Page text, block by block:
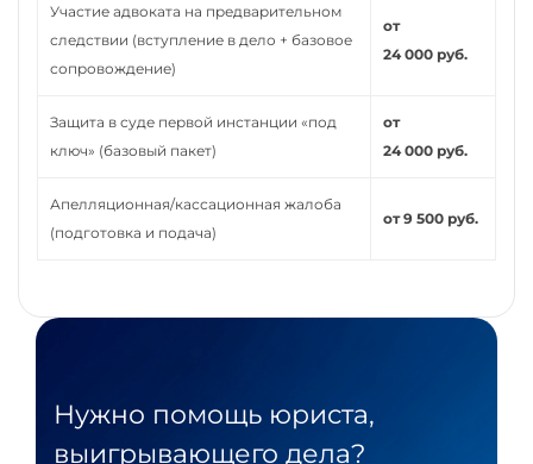
Участие адвоката на предварительном
следствии (вступление в дело + базовое
сопровождение)
от
24 000 руб.
Защита в суде первой инстанции «под
ключ» (базовый пакет)
от
24 000 руб.
Апелляционная/кассационная жалоба
(подготовка и подача)
от 9 500 руб.
Нужно помощь юриста,
выигрывающего дела?